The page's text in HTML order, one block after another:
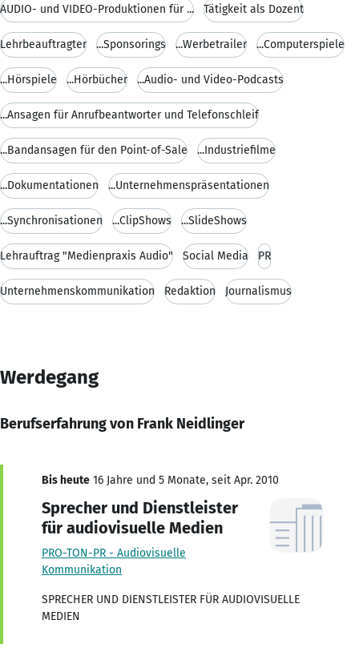
AUDIO- und VIDEO-Produktionen für ... Tätigkeit als Dozent
Lehrbeauftragter ...Sponsorings ...Werbetrailer ...Computerspiele
...Hörspiele ...Hörbücher ...Audio- und Video-Podcasts
...Ansagen für Anrufbeantworter und Telefonschleif
...Bandansagen für den Point-of-Sale ...Industriefilme
...Dokumentationen ...Unternehmenspräsentationen
...Synchronisationen ...ClipShows ...SlideShows
Lehrauftrag "Medienpraxis Audio" Social Media PR
Unternehmenskommunikation Redaktion Journalismus
Werdegang
Berufserfahrung von Frank Neidlinger
Bis heute 16 Jahre und 5 Monate, seit Apr. 2010
Sprecher und Dienstleister
für audiovisuelle Medien
PRO-TON-PR - Audiovisuelle
Kommunikation
SPRECHER UND DIENSTLEISTER FÜR AUDIOVISUELLE
MEDIEN